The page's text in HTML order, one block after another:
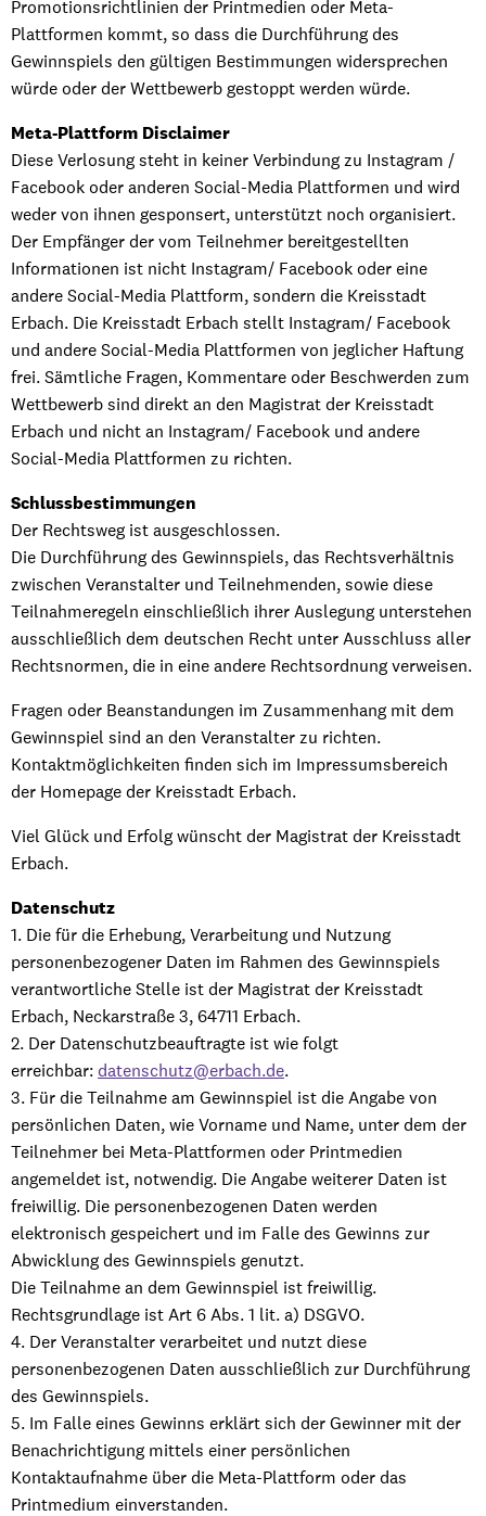
Promotionsrichtlinien der Printmedien oder Meta-
Plattformen kommt, so dass die Durchführung des
Gewinnspiels den gültigen Bestimmungen widersprechen
würde oder der Wettbewerb gestoppt werden würde.
Meta-Plattform Disclaimer
Diese Verlosung steht in keiner Verbindung zu Instagram /
Facebook oder anderen Social-Media Plattformen und wird
weder von ihnen gesponsert, unterstützt noch organisiert.
Der Empfänger der vom Teilnehmer bereitgestellten
Informationen ist nicht Instagram/ Facebook oder eine
andere Social-Media Plattform, sondern die Kreisstadt
Erbach. Die Kreisstadt Erbach stellt Instagram/ Facebook
und andere Social-Media Plattformen von jeglicher Haftung
frei. Sämtliche Fragen, Kommentare oder Beschwerden zum
Wettbewerb sind direkt an den Magistrat der Kreisstadt
Erbach und nicht an Instagram/ Facebook und andere
Social-Media Plattformen zu richten.
Schlussbestimmungen
Der Rechtsweg ist ausgeschlossen.
Die Durchführung des Gewinnspiels, das Rechtsverhältnis
zwischen Veranstalter und Teilnehmenden, sowie diese
Teilnahmeregeln einschließlich ihrer Auslegung unterstehen
ausschließlich dem deutschen Recht unter Ausschluss aller
Rechtsnormen, die in eine andere Rechtsordnung verweisen.
Fragen oder Beanstandungen im Zusammenhang mit dem
Gewinnspiel sind an den Veranstalter zu richten.
Kontaktmöglichkeiten finden sich im Impressumsbereich
der Homepage der Kreisstadt Erbach.
Viel Glück und Erfolg wünscht der Magistrat der Kreisstadt
Erbach.
Datenschutz
1. Die für die Erhebung, Verarbeitung und Nutzung
personenbezogener Daten im Rahmen des Gewinnspiels
verantwortliche Stelle ist der Magistrat der Kreisstadt
Erbach, Neckarstraße 3, 64711 Erbach.
2. Der Datenschutzbeauftragte ist wie folgt
erreichbar: datenschutz@erbach.de.
3. Für die Teilnahme am Gewinnspiel ist die Angabe von
persönlichen Daten, wie Vorname und Name, unter dem der
Teilnehmer bei Meta-Plattformen oder Printmedien
angemeldet ist, notwendig. Die Angabe weiterer Daten ist
freiwillig. Die personenbezogenen Daten werden
elektronisch gespeichert und im Falle des Gewinns zur
Abwicklung des Gewinnspiels genutzt.
Die Teilnahme an dem Gewinnspiel ist freiwillig.
Rechtsgrundlage ist Art 6 Abs. 1 lit. a) DSGVO.
4. Der Veranstalter verarbeitet und nutzt diese
personenbezogenen Daten ausschließlich zur Durchführung
des Gewinnspiels.
5. Im Falle eines Gewinns erklärt sich der Gewinner mit der
Benachrichtigung mittels einer persönlichen
Kontaktaufnahme über die Meta-Plattform oder das
Printmedium einverstanden.